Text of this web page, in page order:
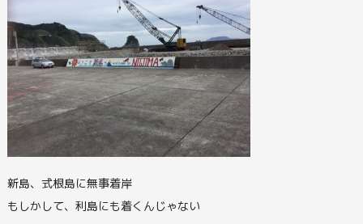
新島、式根島に無事着岸
もしかして、利島にも着くんじゃない